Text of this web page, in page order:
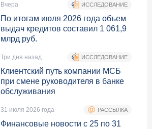
Вчера ИССЛЕДОВАНИЕ
По итогам июля 2026 года объем
выдач кредитов составил 1 061,9
млрд руб.
Три дня назад ИССЛЕДОВАНИЕ
Клиентский путь компании МСБ
при смене руководителя в банке
обслуживания
31 июля 2026 года РАССЫЛКА
Финансовые новости с 25 по 31